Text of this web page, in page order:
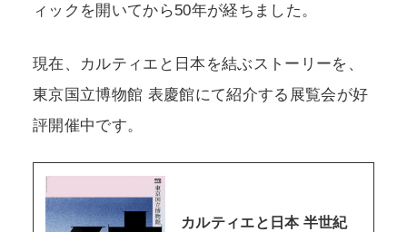
ィックを開いてから50年が経ちました。
現在、カルティエと日本を結ぶストーリーを、
東京国立博物館 表慶館にて紹介する展覧会が好
評開催中です。
カルティエと日本 半世紀